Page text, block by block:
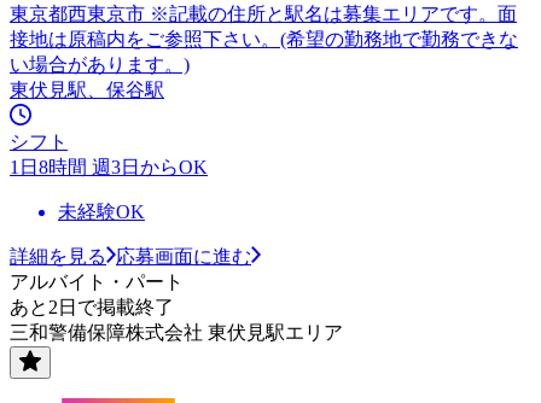
東京都西東京市 ※記載の住所と駅名は募集エリアです。面
接地は原稿内をご参照下さい。(希望の勤務地で勤務できな
い場合があります。)
東伏見駅、保谷駅
シフト
1日8時間 週3日からOK
未経験OK
詳細を見る
応募画面に進む
アルバイト・パート
あと2日で掲載終了
三和警備保障株式会社 東伏見駅エリア